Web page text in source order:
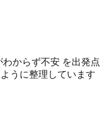
からず不安 を出発点
うに整理しています